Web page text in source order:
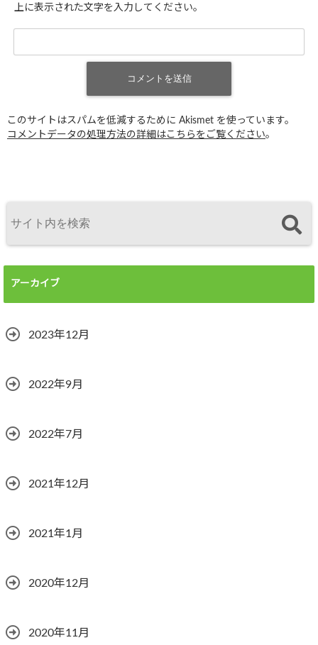
上に表示された文字を入力してください。
このサイトはスパムを低減するために Akismet を使っています。
コメントデータの処理方法の詳細はこちらをご覧ください。
アーカイブ
2023年12月
2022年9月
2022年7月
2021年12月
2021年1月
2020年12月
2020年11月